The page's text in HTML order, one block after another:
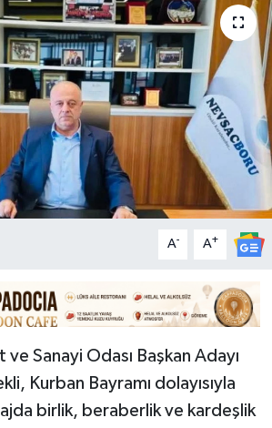
A- A+
Sanayi Odası Başkan Adayı
Kurban Bayramı dolayısıyla
birlik, beraberlik ve kardeşlik